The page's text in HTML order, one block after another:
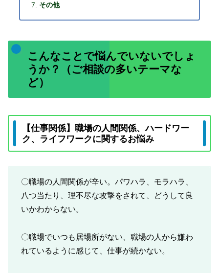
その他
こんなことで悩んでいないでしょ
うか？（ご相談の多いテーマな
ど）
【仕事関係】職場の人間関係、ハードワー
ク、ライフワークに関するお悩み
〇職場の人間関係が辛い。パワハラ、モラハラ、
八つ当たり、理不尽な攻撃をされて、どうして良
いかわからない。
〇職場でいつも居場所がない、職場の人から嫌わ
れているように感じて、仕事が続かない。